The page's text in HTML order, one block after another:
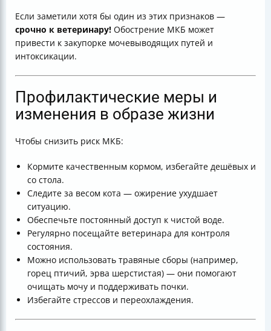
Если заметили хотя бы один из этих признаков —
срочно к ветеринару! Обострение МКБ может
привести к закупорке мочевыводящих путей и
интоксикации.
Профилактические меры и
изменения в образе жизни
Чтобы снизить риск МКБ:
Кормите качественным кормом, избегайте дешёвых и
со стола.
Следите за весом кота — ожирение ухудшает
ситуацию.
Обеспечьте постоянный доступ к чистой воде.
Регулярно посещайте ветеринара для контроля
состояния.
Можно использовать травяные сборы (например,
горец птичий, эрва шерстистая) — они помогают
очищать мочу и поддерживать почки.
Избегайте стрессов и переохлаждения.